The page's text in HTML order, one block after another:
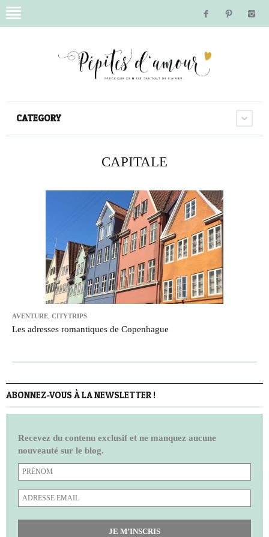
CATEGORY
CAPITALE
AVENTURE CITYTRIPS
Les adresses romantiques de Copenhague
ABONNEZ-VOUS À LA NEWSLETTER !
Recevez du contenu exclusif et ne manquez aucune
nouveauté sur le blog.
JE M’INSCRIS